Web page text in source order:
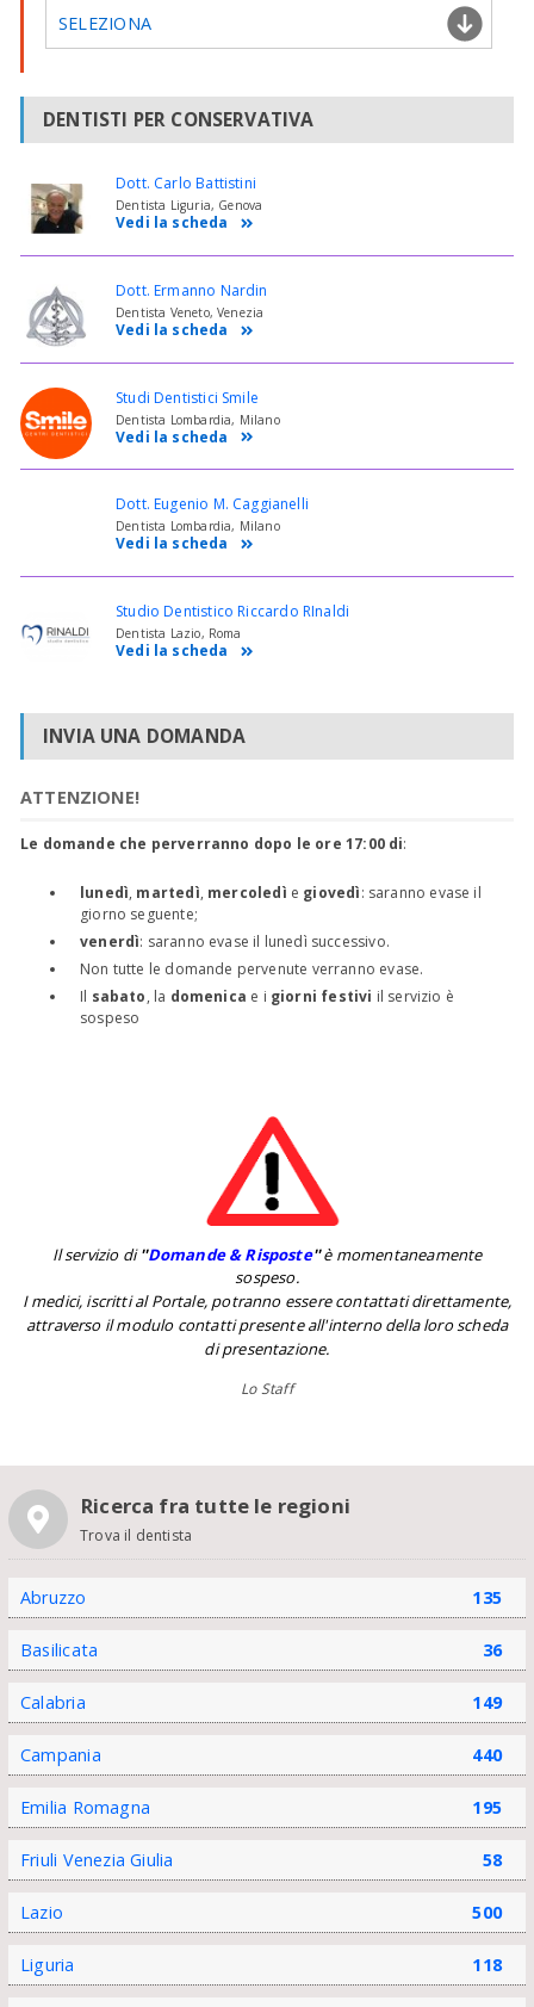
SELEZIONA
DENTISTI PER CONSERVATIVA
Dott. Carlo Battistini
Dentista Liguria, Genova
Vedi la scheda
Dott. Ermanno Nardin
Dentista Veneto, Venezia
Vedi la scheda
Studi Dentistici Smile
Dentista Lombardia, Milano
Vedi la scheda
Dott. Eugenio M. Caggianelli
Dentista Lombardia, Milano
Vedi la scheda
Studio Dentistico Riccardo RInaldi
Dentista Lazio, Roma
Vedi la scheda
INVIA UNA DOMANDA
ATTENZIONE!
Le domande che perverranno dopo le ore 17:00 di:
lunedì, martedì, mercoledì e giovedì: saranno evase il
giorno seguente;
venerdì: saranno evase il lunedì successivo.
Non tutte le domande pervenute verranno evase.
Il sabato, la domenica e i giorni festivi il servizio è
sospeso
Il servizio di''Domande & Risposte''è momentaneamente
sospeso.
I medici, iscritti al Portale, potranno essere contattati direttamente,
attraverso il modulo contatti presente all'interno della loro scheda
di presentazione.
Lo Staff
Ricerca fra tutte le regioni
Trova il dentista
Abruzzo 135
Basilicata 36
Calabria 149
Campania 440
Emilia Romagna 195
Friuli Venezia Giulia 58
Lazio 500
Liguria 118